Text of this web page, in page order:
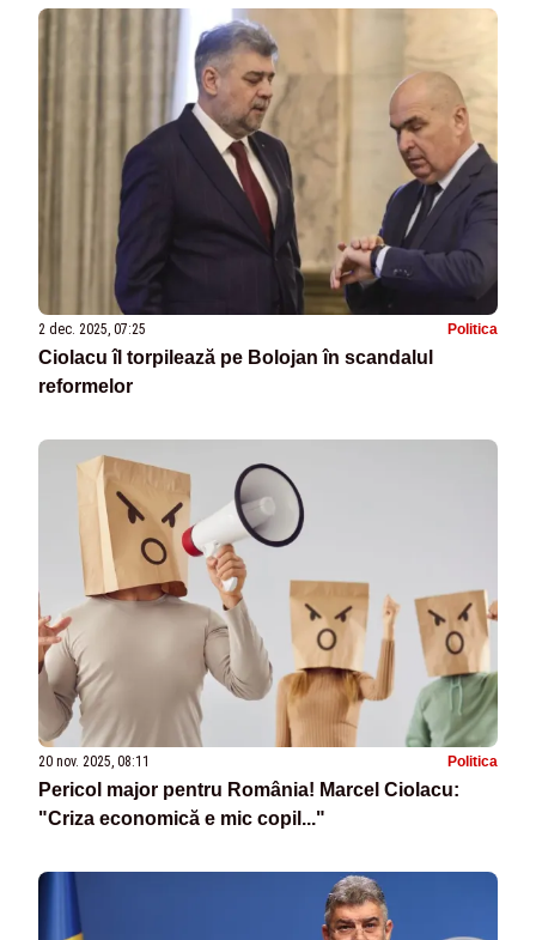
2 dec. 2025, 07:25 Politica
Ciolacu îl torpilează pe Bolojan în scandalul
reformelor
20 nov. 2025, 08:11 Politica
Pericol major pentru România! Marcel Ciolacu:
"Criza economică e mic copil..."